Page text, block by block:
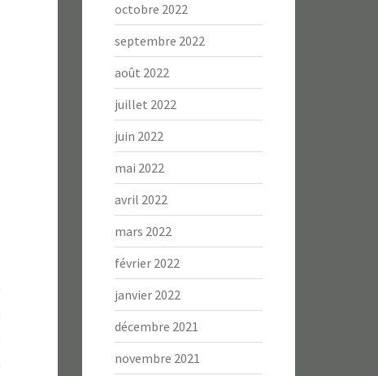
octobre 2022
septembre 2022
août 2022
juillet 2022
juin 2022
mai 2022
avril 2022
mars 2022
février 2022
janvier 2022
décembre 2021
novembre 2021